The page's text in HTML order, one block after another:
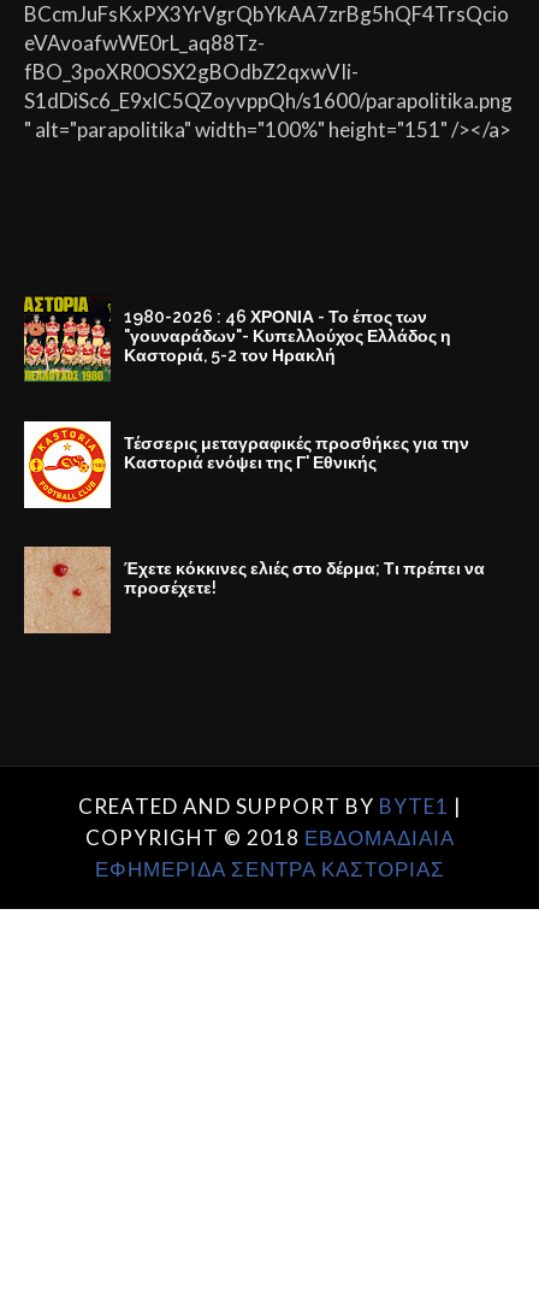
BCcmJuFsKxPX3YrVgrQbYkAA7zrBg5hQF4TrsQcio
eVAvoafwWE0rL_aq88Tz-
fBO_3poXR0OSX2gBOdbZ2qxwVIi-
S1dDiSc6_E9xlC5QZoyvppQh/s1600/parapolitika.png
" alt="parapolitika" width="100%" height="151" /></a>
1980-2026 : 46 ΧΡΟΝΙΑ - Το έπος των
"γουναράδων"- Κυπελλούχος Ελλάδος η
Καστοριά, 5-2 τον Ηρακλή
Τέσσερις μεταγραφικές προσθήκες για την
Καστοριά ενόψει της Γ' Εθνικής
Έχετε κόκκινες ελιές στο δέρμα; Τι πρέπει να
προσέχετε!
CREATED AND SUPPORT BY BYTE1 |
COPYRIGHT © 2018 ΕΒΔΟΜΑΔΙΑΙΑ
ΕΦΗΜΕΡΙΔΑ ΣΕΝΤΡΑ ΚΑΣΤΟΡΙΑΣ